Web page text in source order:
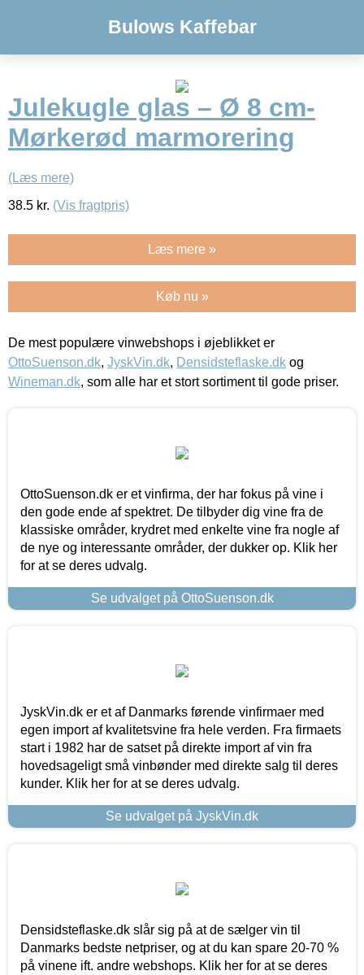
Bulows Kaffebar
Julekugle glas – Ø 8 cm-
Mørkerød marmorering
(Læs mere)
38.5 kr. (Vis fragtpris)
Læs mere »
Køb nu »
De mest populære vinwebshops i øjeblikket er
OttoSuenson.dk, JyskVin.dk, Densidsteflaske.dk og
Wineman.dk, som alle har et stort sortiment til gode priser.
OttoSuenson.dk er et vinfirma, der har fokus på vine i
den gode ende af spektret. De tilbyder dig vine fra de
klassiske områder, krydret med enkelte vine fra nogle af
de nye og interessante områder, der dukker op. Klik her
for at se deres udvalg.
Se udvalget på OttoSuenson.dk
JyskVin.dk er et af Danmarks førende vinfirmaer med
egen import af kvalitetsvine fra hele verden. Fra firmaets
start i 1982 har de satset på direkte import af vin fra
hovedsageligt små vinbønder med direkte salg til deres
kunder. Klik her for at se deres udvalg.
Se udvalget på JyskVin.dk
Densidsteflaske.dk slår sig på at de sælger vin til
Danmarks bedste netpriser, og at du kan spare 20-70 %
på vinene ift. andre webshops. Klik her for at se deres